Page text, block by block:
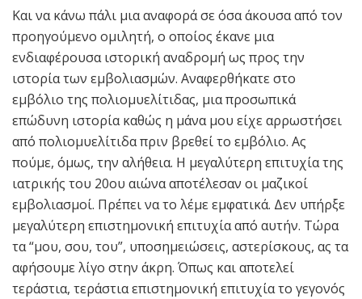
Και να κάνω πάλι μια αναφορά σε όσα άκουσα από τον
προηγούμενο ομιλητή, ο οποίος έκανε μια
ενδιαφέρουσα ιστορική αναδρομή ως προς την
ιστορία των εμβολιασμών. Αναφερθήκατε στο
εμβόλιο της πολιομυελίτιδας, μια προσωπικά
επώδυνη ιστορία καθώς η μάνα μου είχε αρρωστήσει
από πολιομυελίτιδα πριν βρεθεί το εμβόλιο. Ας
πούμε, όμως, την αλήθεια. Η μεγαλύτερη επιτυχία της
ιατρικής του 20ου αιώνα αποτέλεσαν οι μαζικοί
εμβολιασμοί. Πρέπει να το λέμε εμφατικά. Δεν υπήρξε
μεγαλύτερη επιστημονική επιτυχία από αυτήν. Τώρα
τα “μου, σου, του”, υποσημειώσεις, αστερίσκους, ας τα
αφήσουμε λίγο στην άκρη. Όπως και αποτελεί
τεράστια, τεράστια επιστημονική επιτυχία το γεγονός